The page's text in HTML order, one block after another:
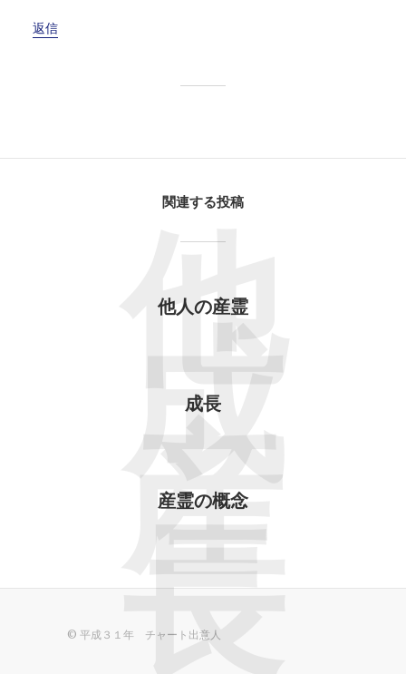
返信
関連する投稿
他人の産霊
他
成長
成
長
産霊の概念
産
© 平成３１年 チャート出意人